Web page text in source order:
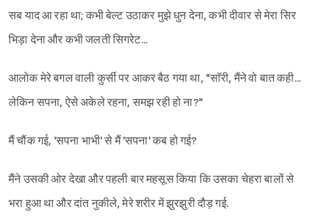
सब याद आ रहा था; कभी बेल्ट उठाकर मुझे धुन देना, कभी दीवार से मेरा सिर
भिड़ा देना और कभी जलती सिगरेट...
आलोक मेरे बगल वाली कुर्सी पर आकर बैठ गया था, "साॅरी, मैंने वो बात कही...
लेकिन सपना, ऐसे अकेले रहना, समझ रही हो ना?"
मैं चौंक गई, 'सपना भाभी' से मैं 'सपना' कब हो गई?
मैंने उसकी ओर देखा और पहली बार महसूस किया कि उसका चेहरा बालों से
भरा हुआ था और दांत नुकीले, मेरे शरीर में झुरझुरी दौड़ गई.